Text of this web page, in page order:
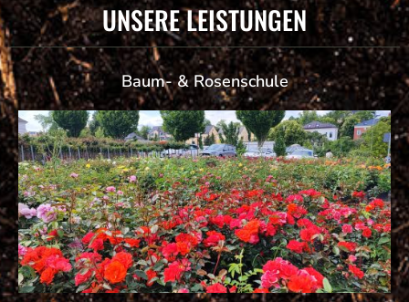
UNSERE LEISTUNGEN
Baum- & Rosenschule